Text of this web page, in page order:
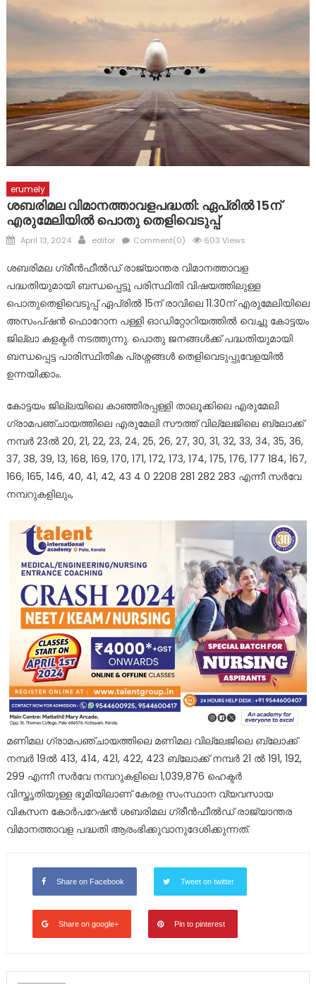
ഓക്‌സിജനിലെ പ്രീ ഓണം സെയില്‍ ഇനി രണ്ട് ദിവസം കൂടി,
30 കോടിയുടെ സമ്മാനങ്ങളും ആനുകൂല്യങ്ങളും
പാലാ മൂന്നാനിയിലെ ഗാന്ധിസ്ക്വയറിൽ ഗാന്ധി പ്രതിമ
erumely
ശബരിമല വിമാനത്താവളപദ്ധതി: ഏപ്രിൽ 15ന്
എരുമേലിയിൽ പൊതു തെളിവെടുപ്പ്
Posted
April 13, 2024 Author
editor Comment(0) 603 Views
ശബരിമല ഗ്രീൻഫീൽഡ് രാജ്യാന്തര വിമാനത്താവള
പദ്ധതിയുമായി ബന്ധപ്പെട്ടു പരിസ്ഥിതി വിഷയത്തിലുള്ള
പൊതുതെളിവെടുപ്പ് ഏപ്രിൽ 15ന് രാവിലെ 11.30ന് എരുമേലിയിലെ
അസംപ്ഷൻ ഫൊറോന പള്ളി ഓഡിറ്റോറിയത്തിൽ വെച്ചു കോട്ടയം
ജില്ലാ കളക്ടർ നടത്തുന്നു. പൊതു ജനങ്ങൾക്ക് പദ്ധതിയുമായി
ബന്ധപ്പെട്ട പാരിസ്ഥിതിക പ്രശ്നങ്ങൾ തെളിവെടുപ്പുവേളയിൽ
ഉന്നയിക്കാം.
കോട്ടയം ജില്ലയിലെ കാഞ്ഞിരപ്പള്ളി താലൂക്കിലെ എരുമേലി
ഗ്രാമപഞ്ചായത്തിലെ എരുമേലി സൗത്ത് വില്ലേജിലെ ബ്ലോക്ക്
നമ്പർ 23ൽ 20, 21, 22, 23, 24, 25, 26, 27, 30, 31, 32, 33, 34, 35, 36,
37, 38, 39, 13, 168, 169, 170, 171, 172, 173, 174, 175, 176, 177 184, 167,
166, 165, 146, 40, 41, 42, 43 4 0 2208 281 282 283 എന്നീ സർവേ
നമ്പറുകളിലും,
മണിമല ഗ്രാമപഞ്ചായത്തിലെ മണിമല വില്ലേജിലെ ബ്ലോക്ക്
നമ്പർ 19ൽ 413, 414, 421, 422, 423 ബ്ലോക്ക് നമ്പർ 21 ൽ 191, 192,
299 എന്നീ സർവേ നമ്പറുകളിലെ 1,039,876 ഹെക്ടർ
വിസ്തൃതിയുള്ള ഭൂമിയിലാണ് കേരള സംസ്ഥാന വ്യവസായ
വികസന കോർപറേഷൻ ശബരിമല ഗ്രീൻഫീൽഡ് രാജ്യാന്തര
വിമാനത്താവള പദ്ധതി ആരംഭിക്കുവാനുദേശിക്കുന്നത്.
Share on Facebook Tweet on twitter
Share on google+ Pin to pinterest